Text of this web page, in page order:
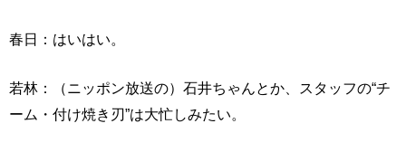
春日：はいはい。
若林：（ニッポン放送の）石井ちゃんとか、スタッフの“チ
ーム・付け焼き刃”は大忙しみたい。